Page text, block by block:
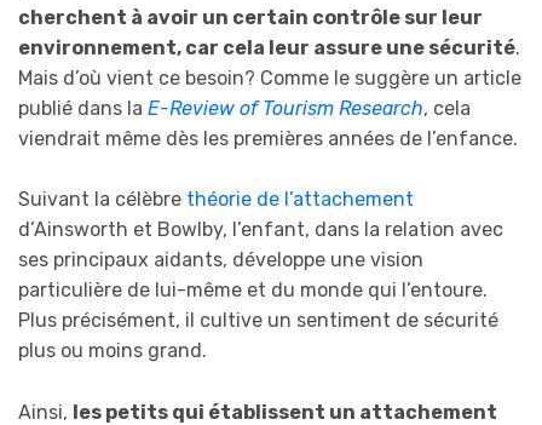
cherchent à avoir un certain contrôle sur leur
environnement, car cela leur assure une sécurité.
Mais d’où vient ce besoin? Comme le suggère un article
publié dans la E-Review of Tourism Research, cela
viendrait même dès les premières années de l’enfance.
Suivant la célèbre théorie de l’attachement
d’Ainsworth et Bowlby, l’enfant, dans la relation avec
ses principaux aidants, développe une vision
particulière de lui-même et du monde qui l’entoure.
Plus précisément, il cultive un sentiment de sécurité
plus ou moins grand.
Ainsi, les petits qui établissent un attachement